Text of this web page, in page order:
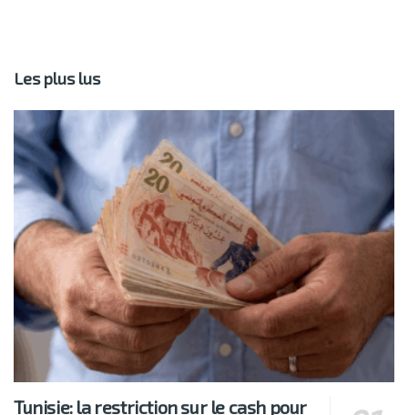
Les plus lus
Tunisie: la restriction sur le cash pour